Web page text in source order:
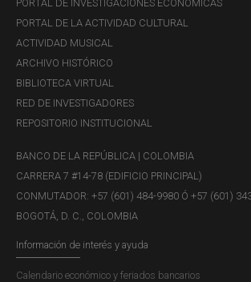
PORTAL DE INVESTIGACIONES ECONÓMICAS
PORTAL DE LA ACTIVIDAD CULTURAL
ACTIVIDAD MUSICAL
ARCHIVO HISTÓRICO
BIBLIOTECA VIRTUAL
RED DE INVESTIGADORES
REPOSITORIO INSTITUCIONAL
BANCO DE LA REPÚBLICA | COLOMBIA
CARRERA 7 #14-78 (EDIFICIO PRINCIPAL)
CONMUTADOR: +57 (601) 484-9980 Ó +57 (601)
BOGOTÁ, D. C., COLOMBIA
Información de interés y ayuda
Calendario económico y feriados bancarios